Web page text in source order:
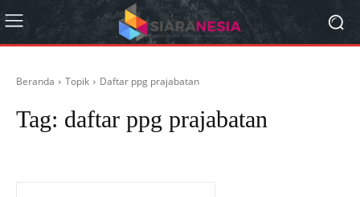
Beranda Topik Daftar ppg prajabatan
Tag: daftar ppg prajabatan